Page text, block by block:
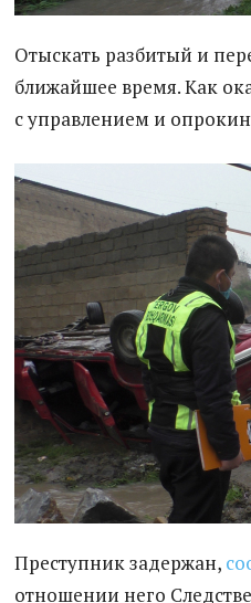
Отыскать разбитый и
ближайшее время. Как
с управлением и
Преступник задержан,
отношении него